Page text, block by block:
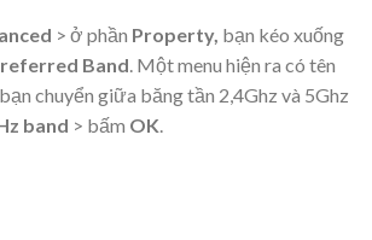
> ở phần Property, bạn kéo xuống
Band . Một menu hiện ra có tên
chuyển giữa băng tần 2,4Ghz và 5Ghz
band > bấm OK